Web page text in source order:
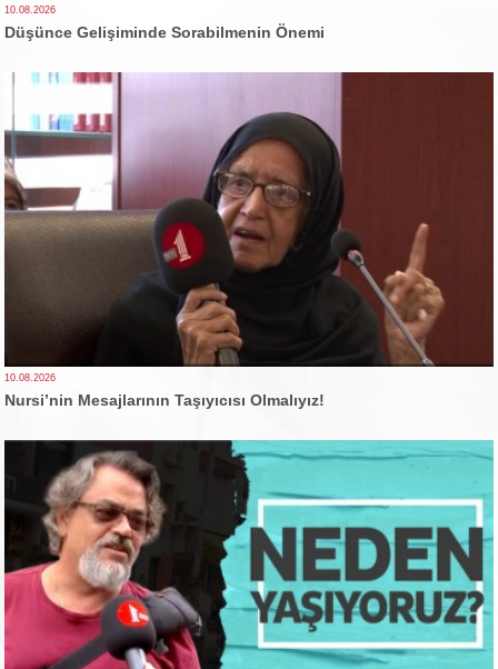
10.08.2026
Düşünce Gelişiminde Sorabilmenin Önemi
10.08.2026
Nursi’nin Mesajlarının Taşıyıcısı Olmalıyız!